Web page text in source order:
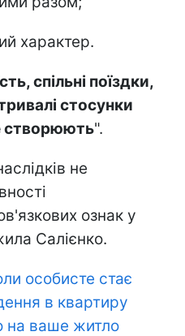
характер.
спільні поїздки,
стосунки
створюють".
не
ознак у
Салієнко.
особисте стає
в квартиру
на ваше житло